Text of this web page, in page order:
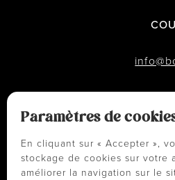
Des conseils ? Les
Paramètres de
En cliquant sur « Accepter »,
stockage de cookies sur votre
améliorer la navigation sur le